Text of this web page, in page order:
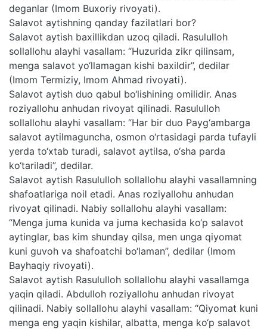
deganlar (Imom Buxoriy rivoyati).
Salavot aytishning qanday fazilatlari bor?
Salavot aytish baxillikdan uzoq qiladi. Rasululloh
sollallohu alayhi vasallam: “Huzurida zikr qilinsam,
menga salavot yo‘llamagan kishi baxildir”, dedilar
(Imom Termiziy, Imom Ahmad rivoyati).
Salavot aytish duo qabul bo‘lishining omilidir. Anas
roziyallohu anhudan rivoyat qilinadi. Rasululloh
sollallohu alayhi vasallam: “Har bir duo Payg‘ambarga
salavot aytilmaguncha, osmon o‘rtasidagi parda tufayli
yerda to‘xtab turadi, salavot aytilsa, o‘sha parda
ko‘tariladi”, dedilar.
Salavot aytish Rasululloh sollallohu alayhi vasallamning
shafoatlariga noil etadi. Anas roziyallohu anhudan
rivoyat qilinadi. Nabiy sollallohu alayhi vasallam:
“Menga juma kunida va juma kechasida ko‘p salavot
aytinglar, bas kim shunday qilsa, men unga qiyomat
kuni guvoh va shafoatchi bo‘laman”, dedilar (Imom
Bayhaqiy rivoyati).
Salavot aytish Rasululloh sollallohu alayhi vasallamga
yaqin qiladi. Abdulloh roziyallohu anhudan rivoyat
qilinadi. Nabiy sollallohu alayhi vasallam: “Qiyomat kuni
menga eng yaqin kishilar, albatta, menga ko‘p salavot